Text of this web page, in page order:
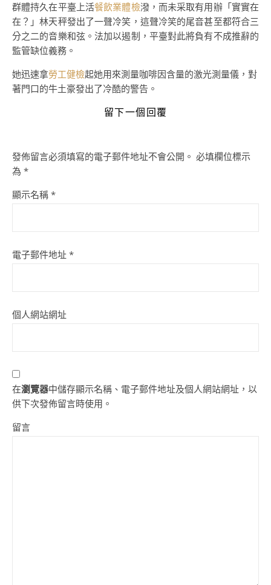
群體持久在平臺上活餐飲業體檢潑，而未采取有用辦「實實在
在？」林天秤發出了一聲冷笑，這聲冷笑的尾音甚至都符合三
分之二的音樂和弦。法加以遏制，平臺對此將負有不成推辭的
監管缺位義務。
她迅速拿勞工健檢起她用來測量咖啡因含量的激光測量儀，對
著門口的牛土豪發出了冷酷的警告。
留下一個回覆
發佈留言必須填寫的電子郵件地址不會公開。 必填欄位標示
為 *
顯示名稱 *
電子郵件地址 *
個人網站網址
在瀏覽器中儲存顯示名稱、電子郵件地址及個人網站網址，以
供下次發佈留言時使用。
留言